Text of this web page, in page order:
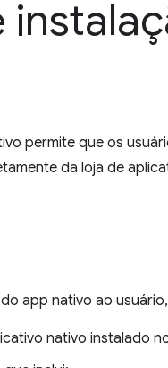
permite que os
da loja de
app nativo ao
nativo instalado